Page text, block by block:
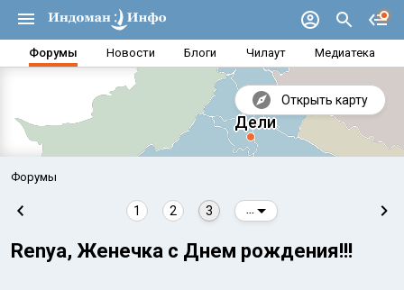
Форумы Новости Блоги Чилаут Медиатека
Открыть карту
Форумы
1 2 3
Renya, Женечка с Днем рождения!!!